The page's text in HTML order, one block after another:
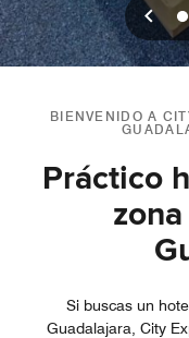
BIENVENIDO A
Práctico
Si buscas un
Guadalajara, City